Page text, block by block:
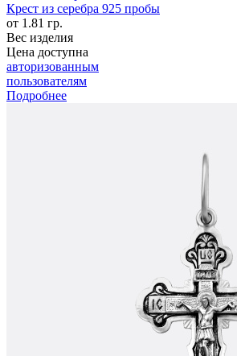
Крест из серебра 925 пробы
от 1.81 гр.
Вес изделия
Цена доступна
авторизованным
пользователям
Подробнее